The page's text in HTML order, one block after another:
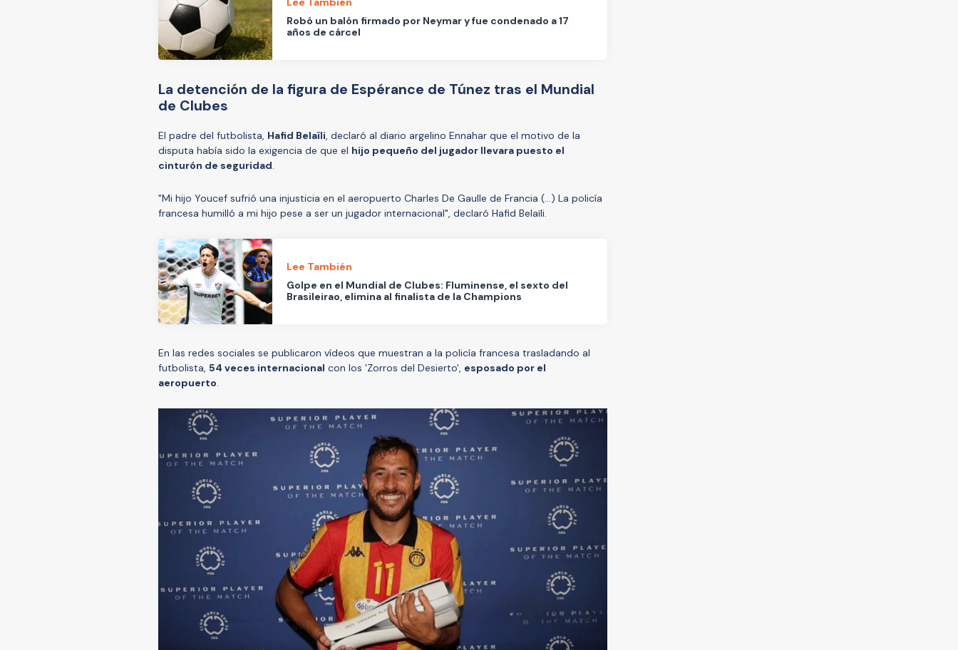
Robó un balón firmado por Neymar y fue condenado a 17
años de cárcel
La detención de la figura de Espérance de Túnez tras el Mundial
de Clubes
El padre del futbolista, Hafid Belaïli, declaró al diario argelino Ennahar que el motivo de la
disputa había sido la exigencia de que el hijo pequeño del jugador llevara puesto el
cinturón de seguridad.
"Mi hijo Youcef sufrió una injusticia en el aeropuerto Charles De Gaulle de Francia (...) La policía
francesa humilló a mi hijo pese a ser un jugador internacional", declaró Hafid Belaïli.
Lee También
Golpe en el Mundial de Clubes: Fluminense, el sexto del
Brasileirao, elimina al finalista de la Champions
En las redes sociales se publicaron vídeos que muestran a la policía francesa trasladando al
futbolista, 54 veces internacional con los 'Zorros del Desierto', esposado por el
aeropuerto.